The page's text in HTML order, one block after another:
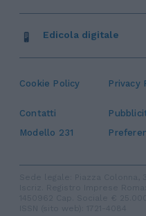
Cookie Policy Privacy
Contatti
Modello 231
Edicola digitale